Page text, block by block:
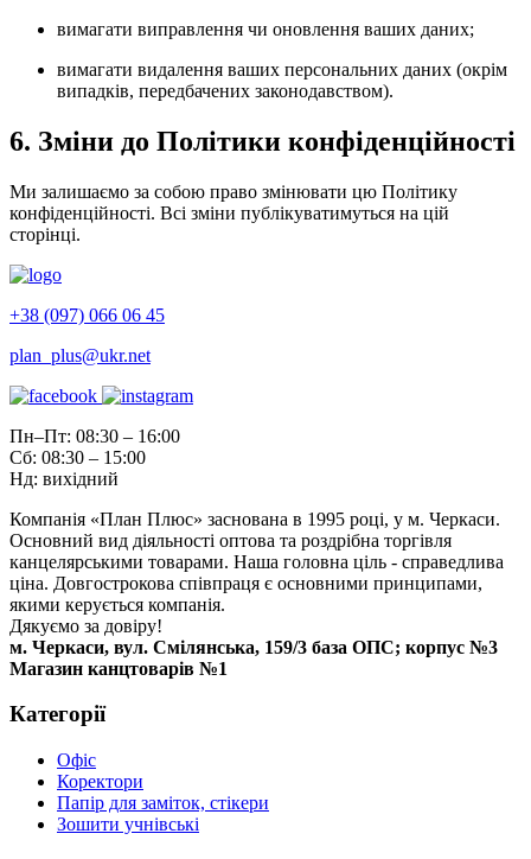
вимагати виправлення чи оновлення ваших даних;
вимагати видалення ваших персональних даних (окрім
випадків, передбачених законодавством).
6. Зміни до Політики конфіденційності
Ми залишаємо за собою право змінювати цю Політику
конфіденційності. Всі зміни публікуватимуться на цій
сторінці.
+38 (097) 066 06 45
plan_plus@ukr.net
Пн–Пт: 08:30 – 16:00
Сб: 08:30 – 15:00
Нд: вихідний
Компанія «План Плюс» заснована в 1995 році, у м. Черкаси.
Основний вид діяльності оптова та роздрібна торгівля
канцелярськими товарами. Наша головна ціль - справедлива
ціна. Довгострокова співпраця є основними принципами,
якими керується компанія.
Дякуємо за довіру!
м. Черкаси, вул. Смілянська, 159/3 база ОПС; корпус №3
Магазин канцтоварів №1
Категорії
Офіс
Коректори
Папір для заміток, стікери
Зошити учнівські